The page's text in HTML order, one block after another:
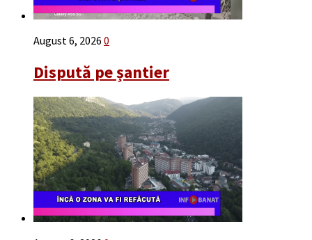
August 6, 2026 0
Dispută pe șantier